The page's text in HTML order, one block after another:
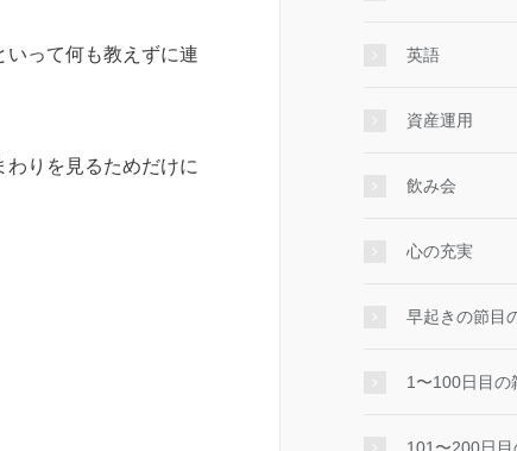
いって何も教えずに連
りを見るためだけに
英語
資産運用
飲み会
心の充実
早起きの節目
1〜100日目の